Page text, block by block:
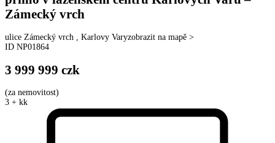
Zámecký vrch
ulice Zámecký vrch Karlovy Varyzobrazit na mapě >
ID NP01864
3 999 999 czk
(za nemovitost)
3 + kk